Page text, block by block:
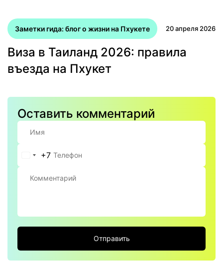
Заметки гида: блог о жизни на Пхукете 20 апреля 2026
Виза в Таиланд 2026: правила
въезда на Пхукет
Оставить комментарий
Россия
+7
Отправить